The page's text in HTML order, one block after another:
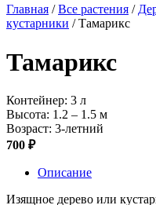
Главная /Все растения /
кустарники / Тамарикс
Тамарикс
Контейнер: 3 л
Высота: 1.2 – 1.5 м
Возраст: 3-летний
700 ₽
Описание
Изящное дерево или